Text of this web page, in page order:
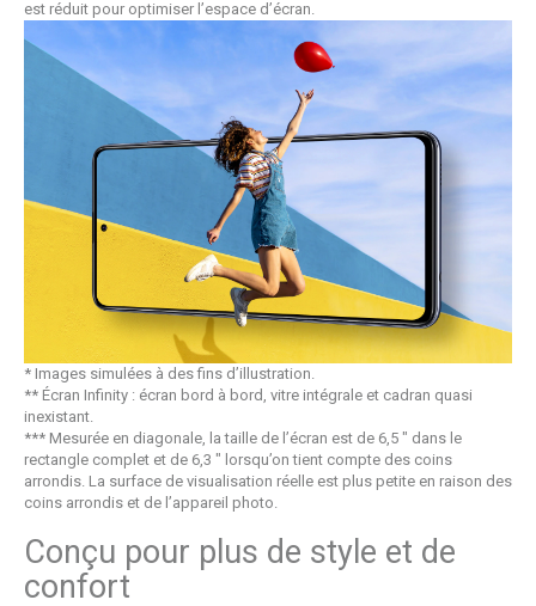
est réduit pour optimiser l’espace d’écran.
* Images simulées à des fins d’illustration.
** Écran Infinity : écran bord à bord, vitre intégrale et cadran quasi
inexistant.
*** Mesurée en diagonale, la taille de l’écran est de 6,5 " dans le
rectangle complet et de 6,3 " lorsqu’on tient compte des coins
arrondis. La surface de visualisation réelle est plus petite en raison des
coins arrondis et de l’appareil photo.
Conçu pour plus de style et de
confort